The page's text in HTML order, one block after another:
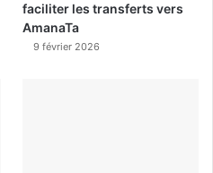
faciliter les transferts vers
AmanaTa
9 février 2026